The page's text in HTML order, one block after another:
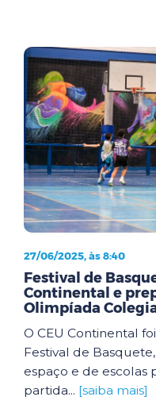
27/06/2025, às 8:40
Festival de
Continental e
Olimpíada
O CEU Continental
Festival de
espaço e de escolas
partida... [saiba mais]